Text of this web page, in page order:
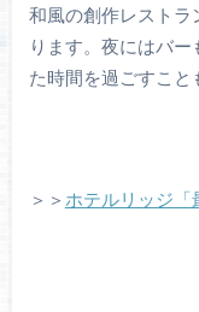
和風の創作レストラ
ります。夜にはバー
た時間を過ごすこと
＞＞ ホテルリッジ「